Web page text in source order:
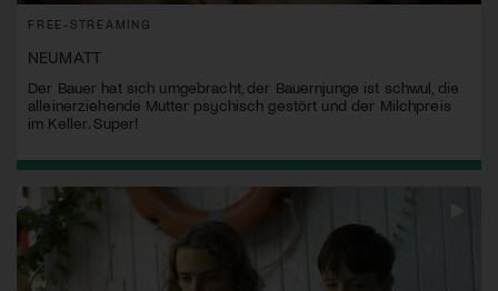
FREE-STREAMING
NEUMATT
Der Bauer hat sich umgebracht, der Bauernjunge ist schwul, die
alleinerziehende Mutter psychisch gestört und der Milchpreis
im Keller. Super!